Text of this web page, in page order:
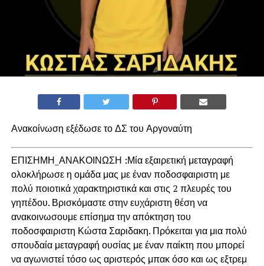
Ανακοίνωση εξέδωσε το ΔΣ του Αργοναύτη
ΕΠΙΣΗΜΗ_ΑΝΑΚΟΙΝΩΣΗ :Μία εξαιρετική μεταγραφή
ολοκλήρωσε η ομάδα μας με έναν ποδοσφαιριστη με
πολύ ποιοτικά χαρακτηριστικά και στις 2 πλευρές του
γηπέδου. Βρισκόμαστε στην ευχάριστη θέση να
ανακοινωσουμε επίσημα την απόκτηση του
ποδοσφαιριστη Κώστα Σαριδακη. Πρόκειται για μια πολύ
σπουδαία μεταγραφή ουσίας με έναν παίκτη που μπορεί
να αγωνιστεί τόσο ως αριστερός μπακ όσο και ως εξτρεμ